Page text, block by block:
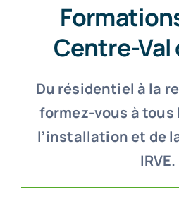
Centre-Val
Du résidentiel à la
formez-vous à tous
l’installation et de
IRVE.